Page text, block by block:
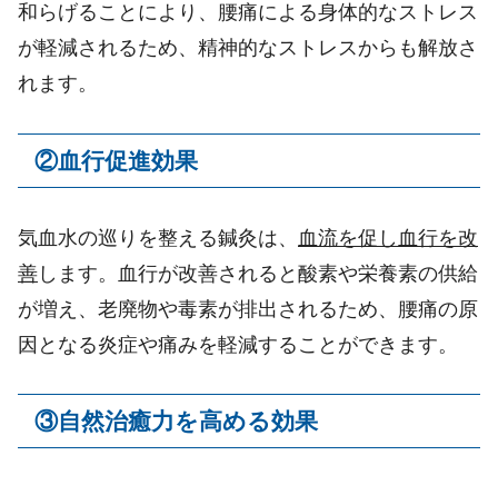
和らげることにより、腰痛による身体的なストレス
が軽減されるため、精神的なストレスからも解放さ
れます。
②血行促進効果
気血水の巡りを整える鍼灸は、 血流を促し血行を改
善 します。血行が改善されると酸素や栄養素の供給
が増え、老廃物や毒素が排出されるため、腰痛の原
因となる炎症や痛みを軽減することができます。
③自然治癒力を高める効果